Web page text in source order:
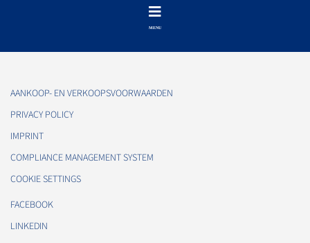
AANKOOP- EN VERKOOPSVOORWAARDEN
PRIVACY POLICY
IMPRINT
COMPLIANCE MANAGEMENT SYSTEM
COOKIE SETTINGS
FACEBOOK
LINKEDIN